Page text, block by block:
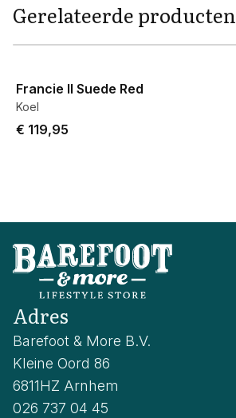
Gerelateerde producten
Francie II Suede Red
Koel
€ 119,95
Adres
Barefoot & More B.V.
Kleine Oord 86
6811HZ Arnhem
026 737 04 45